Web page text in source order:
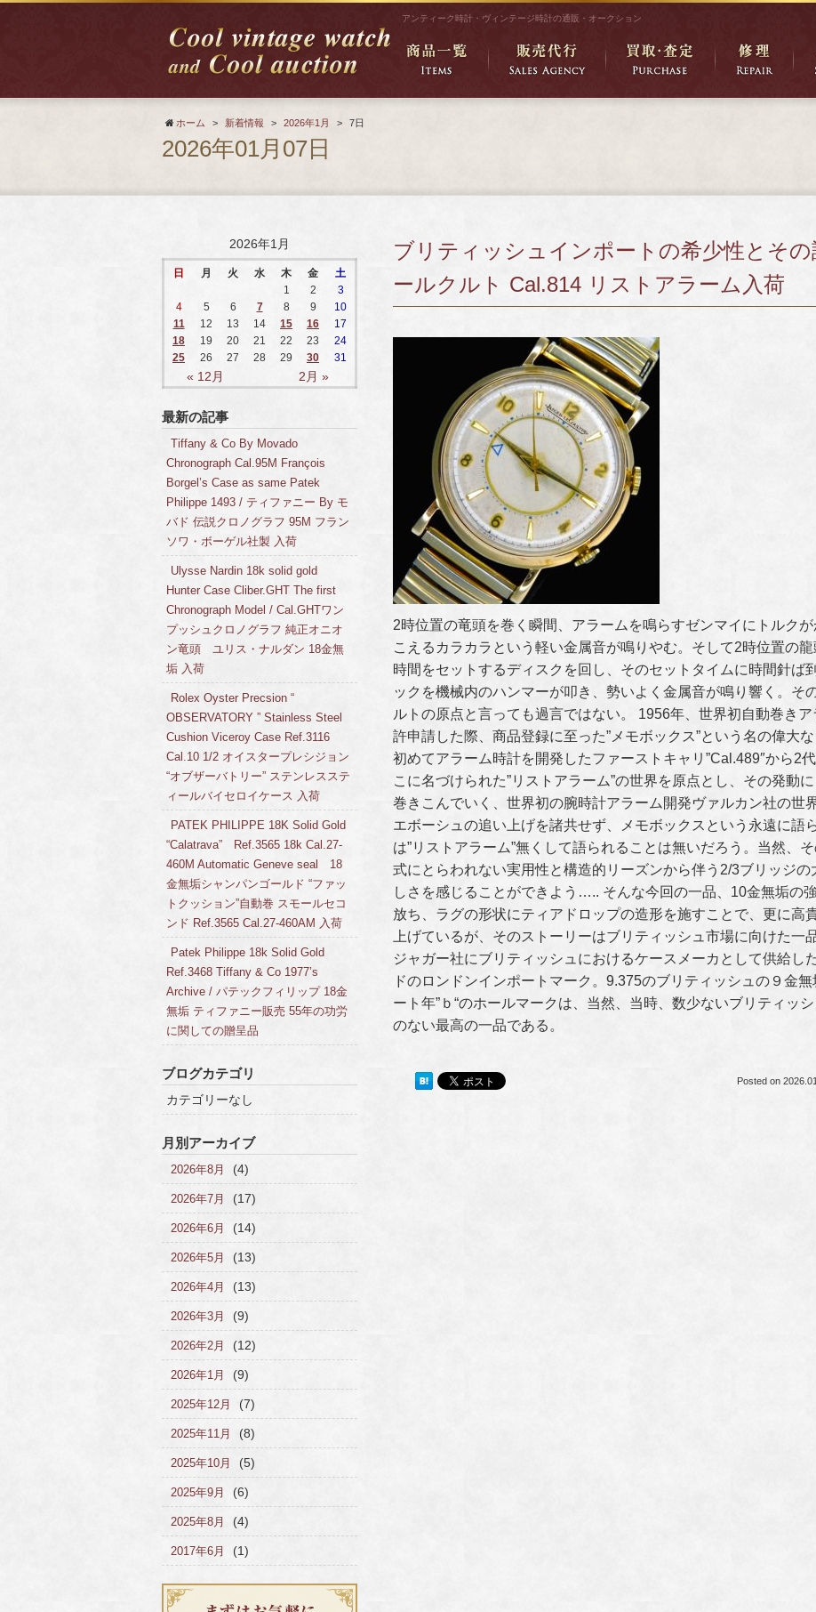
アンティーク時計・ヴィンテージ時計の通販・オークション
ホーム > 新着情報 > 2026年1月 > 7日
2026年01月07日
ブリティッシュインポートの希少性とそ
ールクルト Cal.814 リストアラーム入荷
2時位置の竜頭を巻く瞬間、アラームを鳴らすゼンマイにトルク
こえるカラカラという軽い金属音が鳴りやむ。そして2時位置の
時間をセットするディスクを回し、そのセットタイムに時間針ば
ックを機械内のハンマーが叩き、勢いよく金属音が鳴り響く。そ
ルトの原点と言っても過言ではない。 1956年、世界初自動巻き
許申請した際、商品登録に至った”メモボックス”という名の偉大
初めてアラーム時計を開発したファーストキャリ”Cal.489″から2
こに名づけられた”リストアラーム”の世界を原点とし、その発動
巻きこんでいく、世界初の腕時計アラーム開発ヴァルカン社の世
エボーシュの追い上げを諸共せず、メモボックスという永遠に語
は”リストアラーム”無くして語られることは無いだろう。当然、
式にとらわれない実用性と構造的リーズンから伴う2/3ブリッジ
しさを感じることができよう….. そんな今回の一品、10金無垢の
放ち、ラグの形状にティアドロップの造形を施すことで、更に高
上げているが、そのストーリーはブリティッシュ市場に向けた一
ジャガー社にブリティッシュにおけるケースメーカとして供給し
ドのロンドンインポートマーク。9.375のブリティッシュの９金
ート年”ｂ“のホールマークは、当然、当時、数少ないブリティッ
のない最高の一品である。
Posted on
2026年1月
日 月 火 水 木 金 土
« 12月 2月 »
1 2
3
4
5 6 7 8 9
10
11
12 13 14 15 16
17
18
19 20 21 22 23
24
25
26 27 28 29 30 31
最新の記事
Tiffany & Co By Movado
Chronograph Cal.95M François
Borgel’s Case as same Patek
Philippe 1493 / ティファニー By モ
バド 伝説クロノグラフ 95M フラン
ソワ・ボーゲル社製 入荷
Ulysse Nardin 18k solid gold
Hunter Case Cliber.GHT The first
Chronograph Model / Cal.GHTワン
プッシュクロノグラフ 純正オニオ
ン竜頭 ユリス・ナルダン 18金無
垢 入荷
Rolex Oyster Precsion “
OBSERVATORY ” Stainless Steel
Cushion Viceroy Case Ref.3116
Cal.10 1/2 オイスタープレシジョン
“オブザーバトリー” ステンレスステ
ィールバイセロイケース 入荷
PATEK PHILIPPE 18K Solid Gold
“Calatrava” Ref.3565 18k Cal.27-
460M Automatic Geneve seal 18
金無垢シャンパンゴールド “ファッ
トクッション”自動巻 スモールセコ
ンド Ref.3565 Cal.27-460AM 入荷
Patek Philippe 18k Solid Gold
Ref.3468 Tiffany & Co 1977’s
Archive / パテックフィリップ 18金
無垢 ティファニー販売 55年の功労
に関しての贈呈品
ブログカテゴリ
カテゴリーなし
月別アーカイブ
2026年8月 (4)
2026年7月 (17)
2026年6月 (14)
2026年5月 (13)
2026年4月 (13)
2026年3月 (9)
2026年2月 (12)
2026年1月 (9)
2025年12月 (7)
2025年11月 (8)
2025年10月 (5)
2025年9月 (6)
2025年8月 (4)
2017年6月 (1)